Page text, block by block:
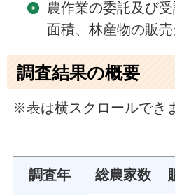
農作業の委託及び
面積、林産物の販
調査結果の概要
※表は横スクロールでき
調査年 総農家数